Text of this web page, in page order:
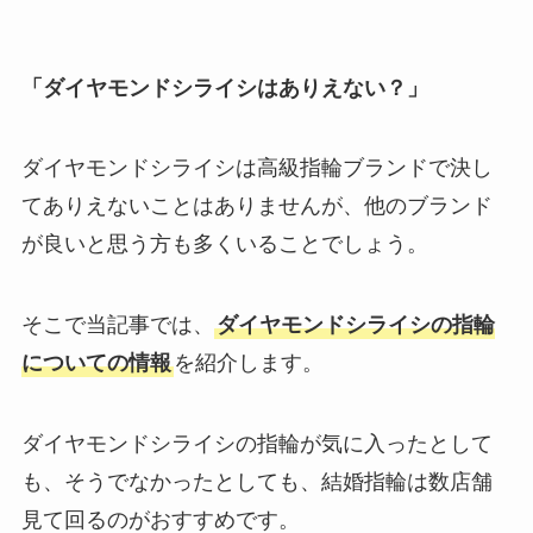
「ダイヤモンドシライシはありえない？」
ダイヤモンドシライシは高級指輪ブランドで決し
てありえないことはありませんが、他のブランド
が良いと思う方も多くいることでしょう。
そこで当記事では、 ダイヤモンドシライシの指輪
についての情報を紹介します。
ダイヤモンドシライシの指輪が気に入ったとして
も、そうでなかったとしても、結婚指輪は数店舗
見て回るのがおすすめです。